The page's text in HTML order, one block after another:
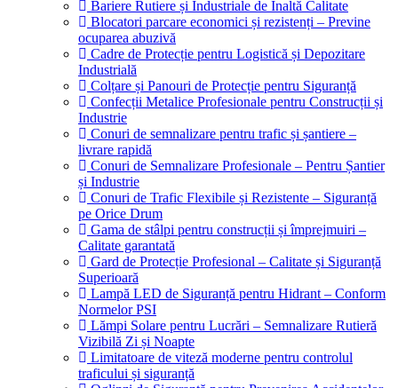
Bariere Rutiere și Industriale de Înaltă Calitate
Blocatori parcare economici și rezistenți – Previne
ocuparea abuzivă
Cadre de Protecție pentru Logistică și Depozitare
Industrială
Colțare și Panouri de Protecție pentru Siguranță
Confecții Metalice Profesionale pentru Construcții și
Industrie
Conuri de semnalizare pentru trafic și șantiere –
livrare rapidă
Conuri de Semnalizare Profesionale – Pentru Șantier
și Industrie
Conuri de Trafic Flexibile și Rezistente – Siguranță
pe Orice Drum
Gama de stâlpi pentru construcții și împrejmuiri –
Calitate garantată
Gard de Protecție Profesional – Calitate și Siguranță
Superioară
Lampă LED de Siguranță pentru Hidrant – Conform
Normelor PSI
Lămpi Solare pentru Lucrări – Semnalizare Rutieră
Vizibilă Zi și Noapte
Limitatoare de viteză moderne pentru controlul
traficului și siguranță